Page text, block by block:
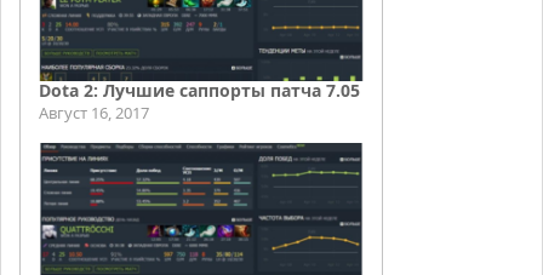
Dota 2: Лучшие саппорты патча 7.05
Август 16, 2017